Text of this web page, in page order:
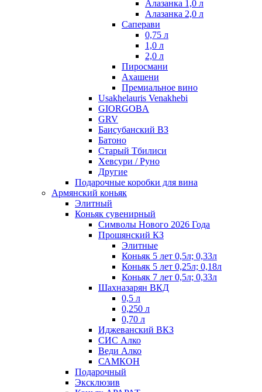
Алазанка 1,0 л
Алазанка 2,0 л
Саперави
0,75 л
1,0 л
2,0 л
Пиросмани
Ахашени
Премиальное вино
Usakhelauris Venakhebi
GIORGOBA
GRV
Баисубанский ВЗ
Батоно
Старый Тбилиси
Хевсури / Руно
Другие
Подарочные коробки для вина
Армянский коньяк
Элитный
Коньяк сувенирный
Символы Нового 2026 Года
Прошянский КЗ
Элитные
Коньяк 5 лет 0,5л; 0,33л
Коньяк 5 лет 0,25л; 0,18л
Коньяк 7 лет 0,5л; 0,33л
Шахназарян ВКД
0,5 л
0,250 л
0,70 л
Иджеванский ВКЗ
СИС Алко
Веди Алко
САМКОН
Подарочный
Эксклюзив